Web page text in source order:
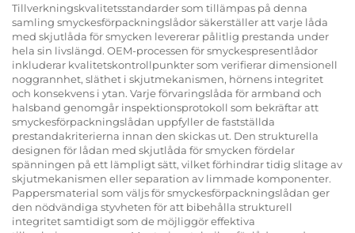
Tillverkningskvalitetsstandarder som tillämpas på denna
samling smyckesförpackningslådor säkerställer att varje låda
med skjutlåda för smycken levererar pålitlig prestanda under
hela sin livslängd. OEM-processen för smyckespresentlådor
inkluderar kvalitetskontrollpunkter som verifierar dimensionell
noggrannhet, släthet i skjutmekanismen, hörnens integritet
och konsekvens i ytan. Varje förvaringslåda för armband och
halsband genomgår inspektionsprotokoll som bekräftar att
smyckesförpackningslådan uppfyller de fastställda
prestandakriterierna innan den skickas ut. Den strukturella
designen för lådan med skjutlåda för smycken fördelar
spänningen på ett lämpligt sätt, vilket förhindrar tidig slitage av
skjutmekanismen eller separation av limmade komponenter.
Pappersmaterial som väljs för smyckesförpackningslådan ger
den nödvändiga styvheten för att bibehålla strukturell
integritet samtidigt som de möjliggör effektiva